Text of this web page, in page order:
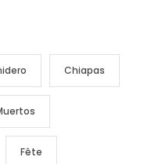
Chiapas
Fête